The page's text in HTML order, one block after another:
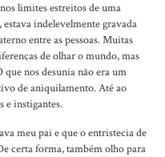
limites estreitos de uma
indelevelmente gravada
entre as pessoas. Muitas
de olhar o mundo, mas
nos desunia não era um
de aniquilamento. Até ao
e instigantes.
meu pai e que o entristecia de
certa forma, também olho para